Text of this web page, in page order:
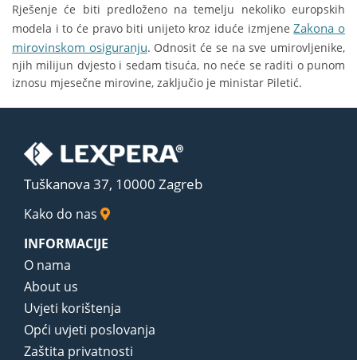
Rješenje će biti predloženo na temelju nekoliko europskih
modela i to će pravo biti unijeto kroz iduće izmjeneZakona o
mirovinskom osiguranju. Odnosit će se na sve umirovljenike,
njih milijun dvjesto i sedam tisuća, no neće se raditi o punom
iznosu mjesečne mirovine, zaključio je ministar Piletić.
Tuškanova 37, 10000 Zagreb
Kako do nas
INFORMACIJE
O nama
About us
Uvjeti korištenja
Opći uvjeti poslovanja
Zaštita privatnosti